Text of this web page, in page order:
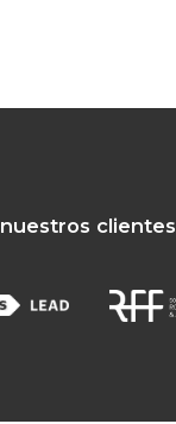
nuestros clientes